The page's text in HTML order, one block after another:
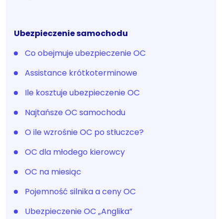
Ubezpieczenie samochodu
Co obejmuje ubezpieczenie OC
Assistance krótkoterminowe
Ile kosztuje ubezpieczenie OC
Najtańsze OC samochodu
O ile wzrośnie OC po stłuczce?
OC dla młodego kierowcy
OC na miesiąc
Pojemność silnika a ceny OC
Ubezpieczenie OC „Anglika”